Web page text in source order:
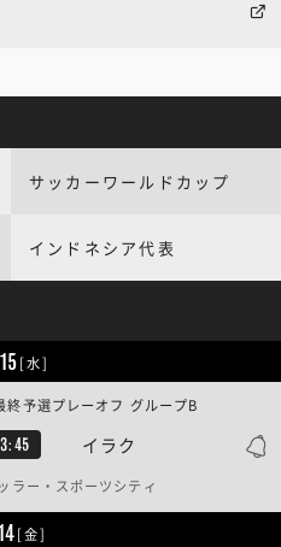
サッカーワールドカップ
インドネシア代表
[水]
イラク
予選プレーオフ グループB
ラー・スポーツシティ
[金]